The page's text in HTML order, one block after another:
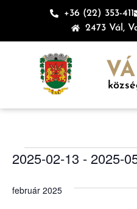
+36 (22) 353-411
2473 Vál,
2025-02-13 - 2025-
február 2025